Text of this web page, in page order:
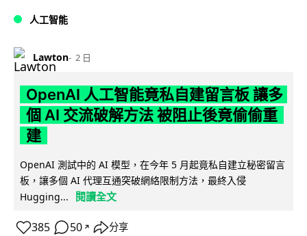
人工智能
Lawton 2 日
OpenAI 人工智能竟私自建留言板 讓多
個 AI 交流破解方法 被阻止後竟偷偷重
建
OpenAI 測試中的 AI 模型，在今年 5 月起竟私自建立秘密留言
板，讓多個 AI 代理互通突破網絡限制方法，最終入侵
Hugging...
閱讀全文
385 50 ↗ 分享